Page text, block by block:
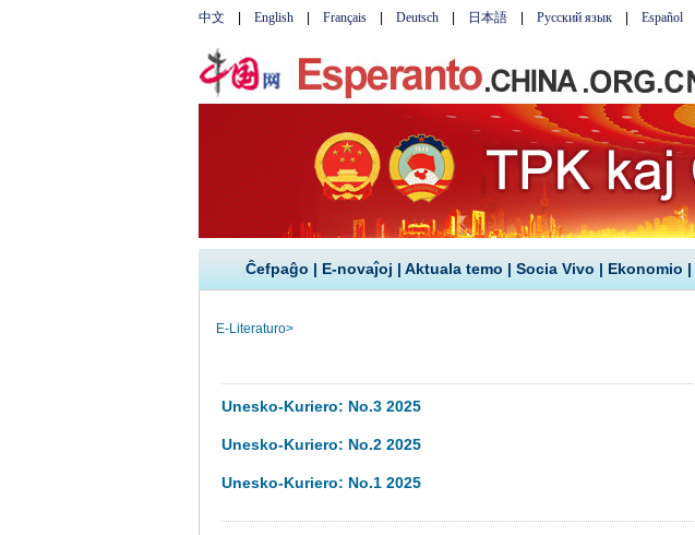
Ĉefpaĝo | E-novaĵoj | Aktuala temo | Socia Vivo | Ekonomio |
E-Literaturo>
Unesko-Kuriero: No.3 2025
Unesko-Kuriero: No.2 2025
Unesko-Kuriero: No.1 2025